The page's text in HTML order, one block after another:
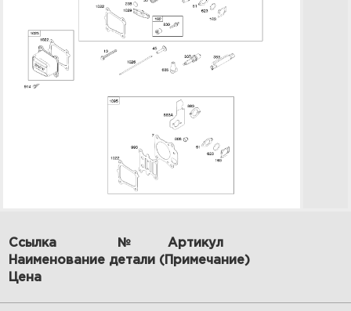
Увеличить
10 Уплотнения, сальники,
Ссылка №
Артикул
Наименование детали (Примечание)
Цена